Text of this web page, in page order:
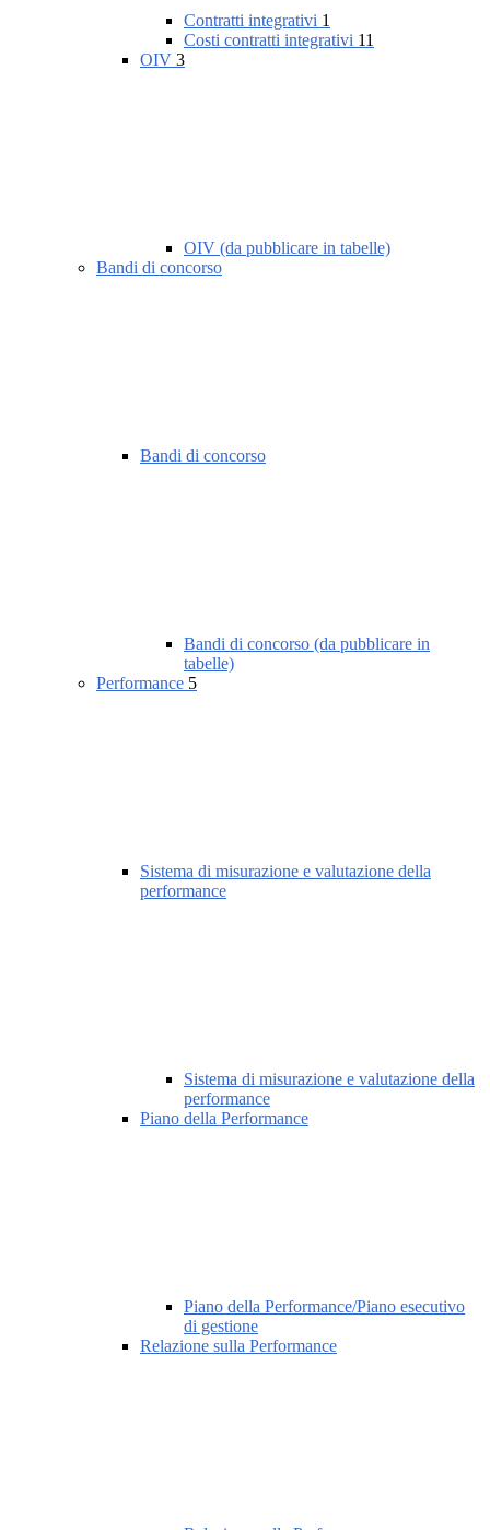
Contratti integrativi 1
Costi contratti integrativi 11
OIV 3
OIV (da pubblicare in tabelle)
Bandi di concorso
Bandi di concorso
Bandi di concorso (da pubblicare in
tabelle)
Performance 5
Sistema di misurazione e valutazione della
performance
Sistema di misurazione e valutazione della
performance
Piano della Performance
Piano della Performance/Piano esecutivo
di gestione
Relazione sulla Performance